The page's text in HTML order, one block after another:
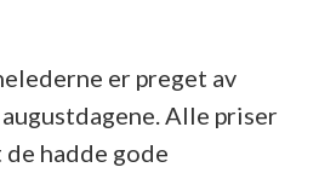
er preget av
Alle priser
hadde gode